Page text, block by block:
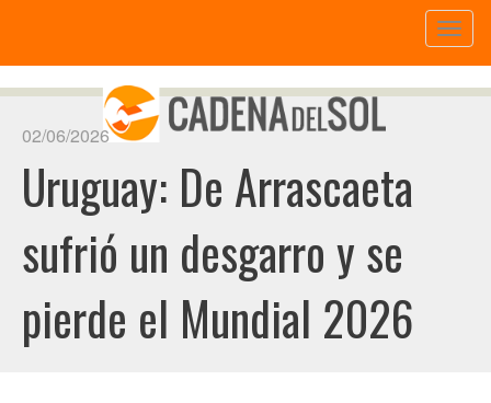
02/06/2026
Uruguay: De Arrascaeta
sufrió un desgarro y se
pierde el Mundial 2026